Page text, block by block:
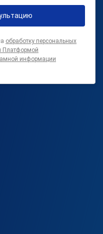
обработку персональных
Платформой
информации